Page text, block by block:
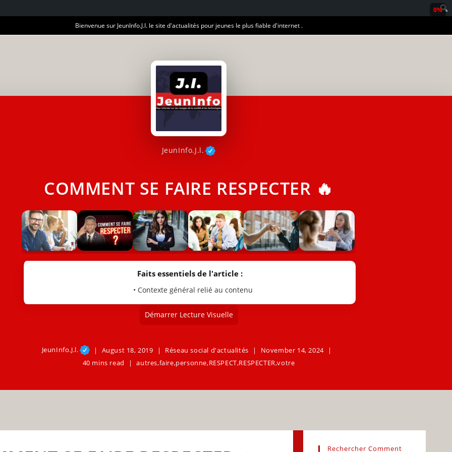
Bienvenue sur JeunInfo.J.I. le site d'actualités pour jeunes le plus fiable d'internet .
JeunInfo.J.l.
COMMENT SE FAIRE RESPECTER 🔥
Faits essentiels de l'article :
• Contexte général relié au contenu
Démarrer Lecture Visuelle
JeunInfo.J.l. August 18, 2019 Réseau social d'actualités
November 14, 2024
40 mins read
autres,faire,personne,RESPECT,RESPECTER,votre
Rechercher Comment
0%